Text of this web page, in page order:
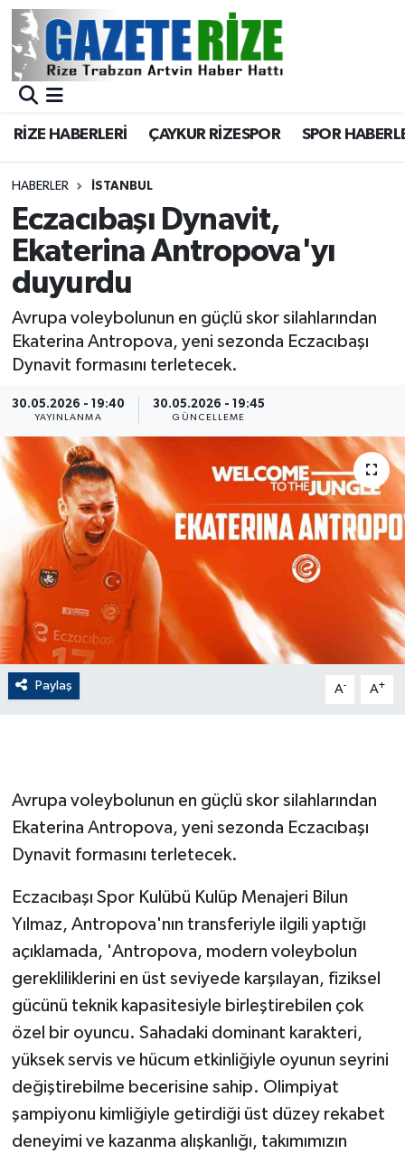
RİZE HABERLERİ ÇAYKUR RİZESPOR SPOR
HABERLER İSTANBUL
Eczacıbaşı Dynavit,
Ekaterina Antropova'yı
duyurdu
Avrupa voleybolunun en güçlü skor silahlarından
Ekaterina Antropova, yeni sezonda Eczacıbaşı
Dynavit formasını terletecek.
30.05.2026 - 19:40
YAYINLANMA
30.05.2026 - 19:45
GÜNCELLEME
Paylaş A- A+
Avrupa voleybolunun en güçlü skor silahlarından
Ekaterina Antropova, yeni sezonda Eczacıbaşı
Dynavit formasını terletecek.
Eczacıbaşı Spor Kulübü Kulüp Menajeri Bilun
Yılmaz, Antropova'nın transferiyle ilgili yaptığı
açıklamada, 'Antropova, modern voleybolun
gerekliliklerini en üst seviyede karşılayan, fiziksel
gücünü teknik kapasitesiyle birleştirebilen çok
özel bir oyuncu. Sahadaki dominant karakteri,
yüksek servis ve hücum etkinliğiyle oyunun seyrini
değiştirebilme becerisine sahip. Olimpiyat
şampiyonu kimliğiyle getirdiği üst düzey rekabet
deneyimi ve kazanma alışkanlığı, takımımızın
BÖLGEMİZ
Asayiş
Rize Jandarma Komutanlığı
Bilim Teknoloji
Bölge
Advertising news
ÇEVRE
Dış Haberler
Dünya
EĞİTİM
EKONOMİ
English News
Gayrimenkul
GENEL
GÜNDEM
Güvenlik
İNSAN
İş Dünyası
Jandarma
Merkez Nöbetçi Eczaneler
Merkez Trafik Yoğunluk Haritası
Süper Lig Puan Durumu ve Fikstür
Tüm Manşetler
Son Dakika Haberleri
Haber Arşivi